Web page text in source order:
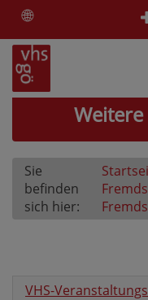
🌐
Sie
befinden
sich hier:
VHS-